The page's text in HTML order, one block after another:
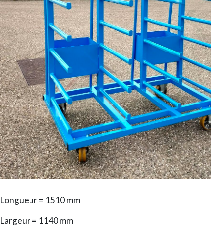
Longueur = 1510 mm
Largeur = 1140 mm